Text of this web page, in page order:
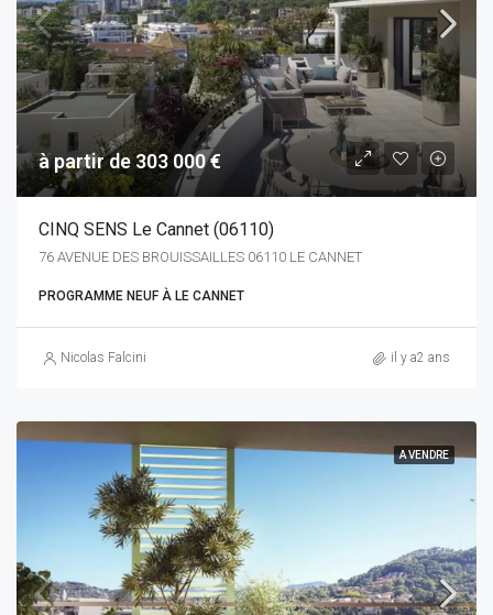
à partir de 303 000 €
CINQ SENS Le Cannet (06110)
76 AVENUE DES BROUISSAILLES 06110 LE CANNET
PROGRAMME NEUF À LE CANNET
Nicolas Falcini il y a2 ans
A VENDRE